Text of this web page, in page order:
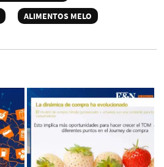
ALIMENTOS MELO